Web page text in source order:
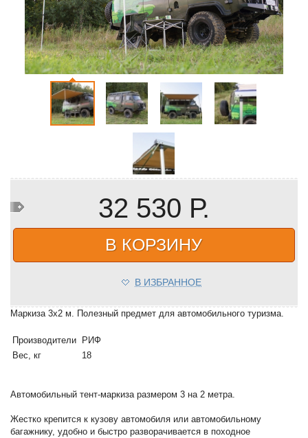
32 530 Р.
В КОРЗИНУ
В ИЗБРАННОЕ
Маркиза 3х2 м. Полезный предмет для автомобильного туризма.
Производители
РИФ
Вес, кг
18
Автомобильный тент-маркиза размером 3 на 2 метра.
Жестко крепится к кузову автомобиля или автомобильному
багажнику, удобно и быстро разворачивается в походное